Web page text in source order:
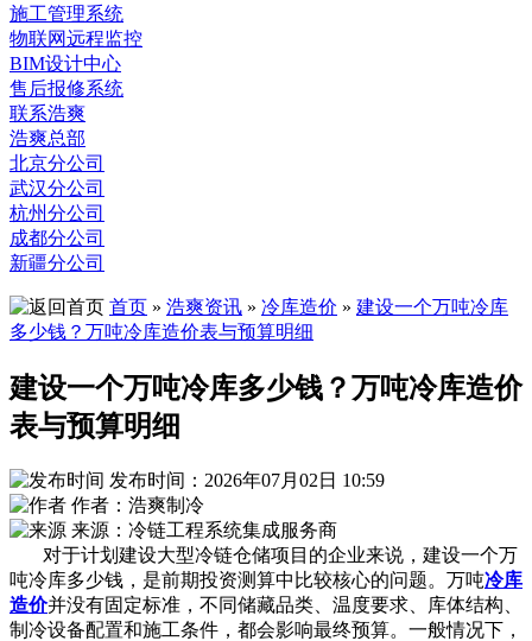
施工管理系统
物联网远程监控
BIM设计中心
售后报修系统
联系浩爽
浩爽总部
北京分公司
武汉分公司
杭州分公司
成都分公司
新疆分公司
首页 » 浩爽资讯 » 冷库造价 » 建设一个万吨冷库
多少钱？万吨冷库造价表与预算明细
建设一个万吨冷库多少钱？万吨冷库造价
表与预算明细
发布时间：2026年07月02日 10:59
作者：浩爽制冷
来源：冷链工程系统集成服务商
对于计划建设大型冷链仓储项目的企业来说，建设一个万
吨冷库多少钱，是前期投资测算中比较核心的问题。万吨冷库
造价并没有固定标准，不同储藏品类、温度要求、库体结构、
制冷设备配置和施工条件，都会影响最终预算。一般情况下，